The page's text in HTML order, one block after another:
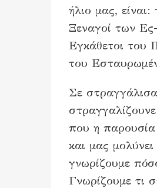
ήλιο μας,
Ξεναγοί των
Εγκάθετοι του
του
Σε
που η
και μας
γνωρίζουμε
Γνωρίζουμε τι